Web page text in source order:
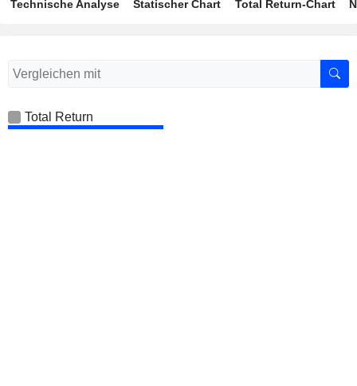
Technische Analyse Statischer Chart Total Return-Chart
Total Return